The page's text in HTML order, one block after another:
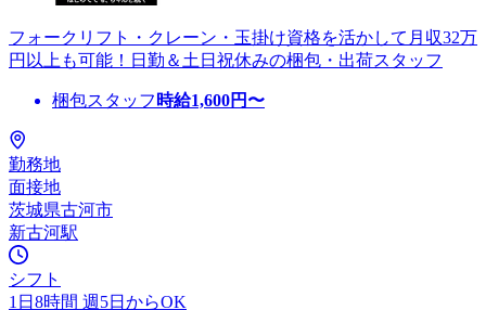
フォークリフト・クレーン・玉掛け資格を活かして月収32万
円以上も可能！日勤＆土日祝休みの梱包・出荷スタッフ
梱包スタッフ 時給1,600円〜
勤務地
面接地
茨城県古河市
新古河駅
シフト
1日8時間 週5日からOK